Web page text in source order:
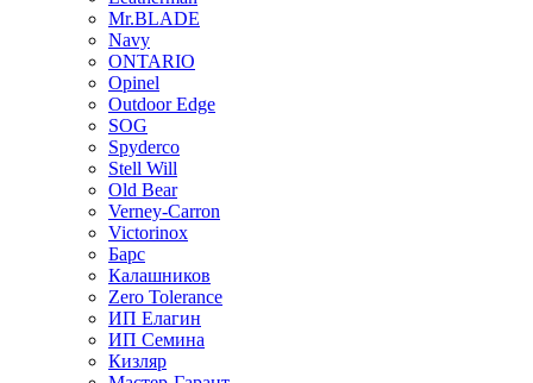
Mr.BLADE
Navy
ONTARIO
Opinel
Outdoor Edge
SOG
Spyderco
Stell Will
Old Bear
Verney-Carron
Victorinox
Барс
Калашников
Zero Tolerance
ИП Елагин
ИП Семина
Кизляр